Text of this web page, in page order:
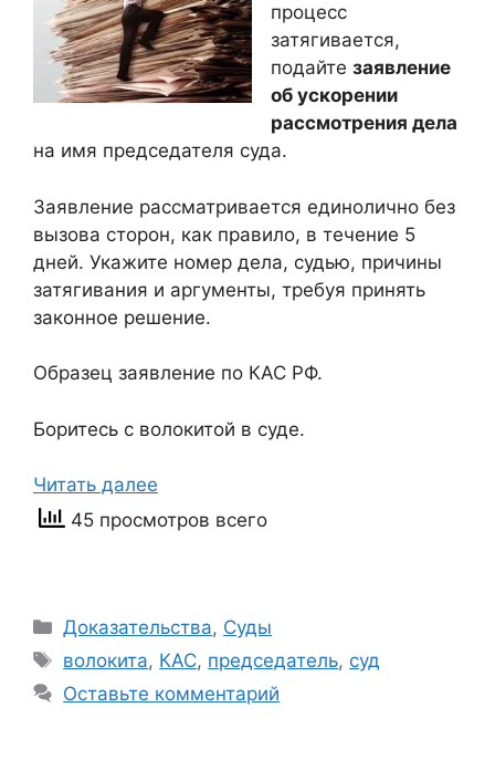
процесс
затягивается,
подайте заявление
об ускорении
рассмотрения дела
на имя председателя суда.
Заявление рассматривается единолично без
вызова сторон, как правило, в течение 5
дней. Укажите номер дела, судью, причины
затягивания и аргументы, требуя принять
законное решение.
Образец заявление по КАС РФ.
Боритесь с волокитой в суде.
Читать далее
45 просмотров всего
Рубрики
Доказательства, Суды
Метки
волокита, КАС, председатель, суд
Оставьте комментарий